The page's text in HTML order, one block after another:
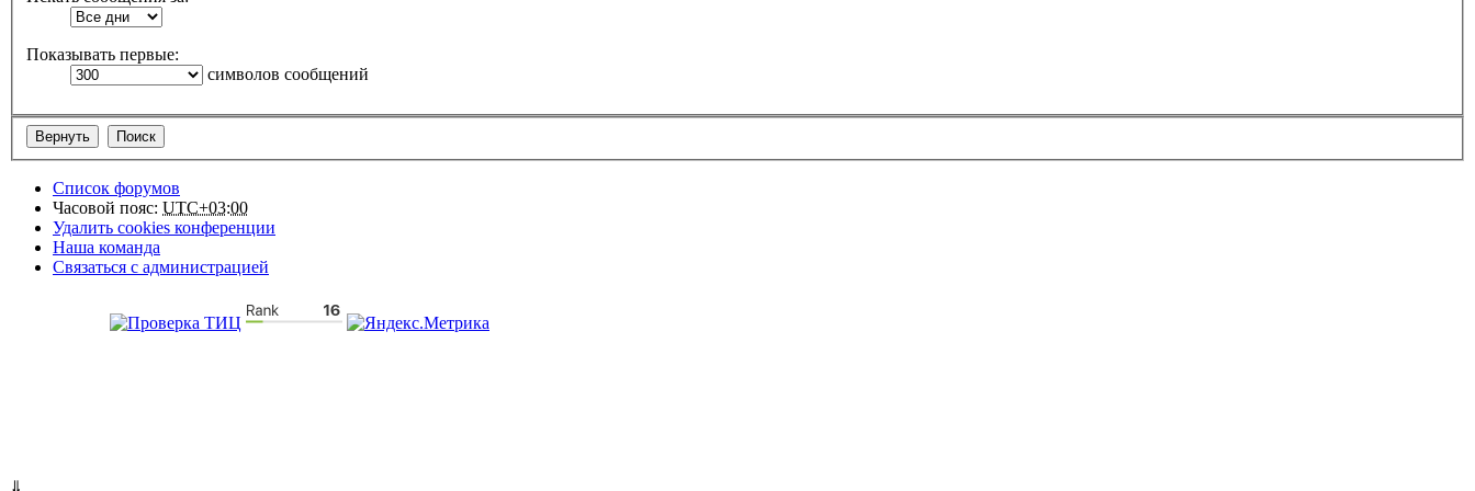
Показывать первые:
символов сообщений
Список форумов
Часовой пояс: UTC+03:00
Удалить cookies конференции
Наша команда
Связаться с администрацией
⇓